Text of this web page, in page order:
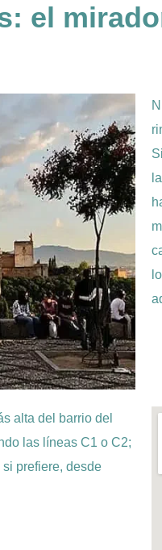
el
alta del barrio del
las líneas C1 o C2;
prefiere, desde